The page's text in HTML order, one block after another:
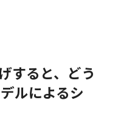
すると、どう
ルによるシ